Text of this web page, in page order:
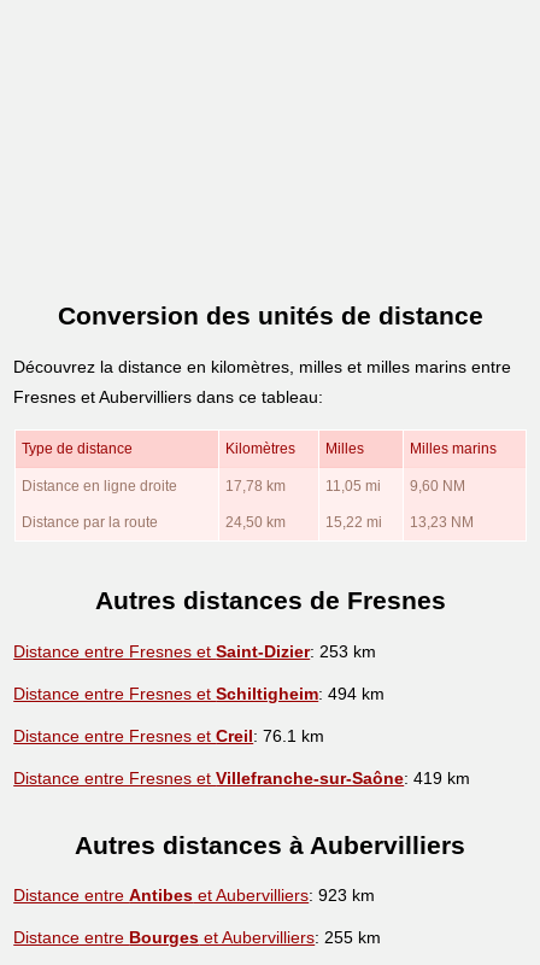
Conversion des unités de distance
Découvrez la distance en kilomètres, milles et milles marins entre
Fresnes et Aubervilliers dans ce tableau:
Type de distance Kilomètres Milles Milles marins
Distance en ligne droite 17,78 km 11,05 mi 9,60 NM
Distance par la route 24,50 km 15,22 mi 13,23 NM
Autres distances de Fresnes
Distance entre Fresnes etSaint-Dizier: 253 km
Distance entre Fresnes etSchiltigheim: 494 km
Distance entre Fresnes etCreil: 76.1 km
Distance entre Fresnes etVillefranche-sur-Saône: 419 km
Autres distances à Aubervilliers
Distance entreAntibes et Aubervilliers: 923 km
Distance entre Bourges et Aubervilliers: 255 km